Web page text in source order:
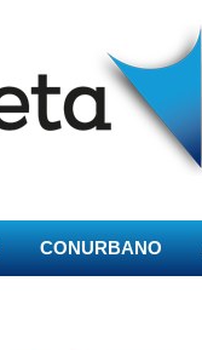
CONURBANO